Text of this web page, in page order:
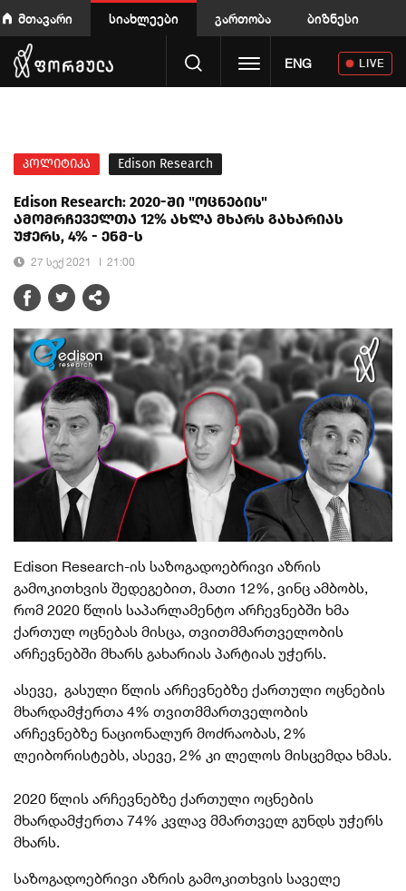
მთავარი სიახლეები გართობა ბიზნესი
Toggle navigation
ENG LIVE
პოლიტიკა Edison Research
Edison Research: 2020-ში "ოცნების"
ამომრჩეველთა 12% ახლა მხარს გახარიას
უჭერს, 4% - ენმ-ს
27 სექ 2021 21:00
Edison Research-ის საზოგადოებრივი აზრის
გამოკითხვის შედეგებით, მათი 12%, ვინც ამბობს,
რომ 2020 წლის საპარლამენტო არჩევნებში ხმა
ქართულ ოცნებას მისცა, თვითმმართველობის
არჩევნებში მხარს გახარიას პარტიას უჭერს.
ასევე, გასული წლის არჩევნებზე ქართული ოცნების
მხარდამჭერთა 4% თვითმმართველობის
არჩევნებზე ნაციონალურ მოძრაობას, 2%
ლეიბორისტებს, ასევე, 2% კი ლელოს მისცემდა ხმას.
2020 წლის არჩევნებზე ქართული ოცნების
მხარდამჭერთა 74% კვლავ მმართველ გუნდს უჭერს
მხარს.
საზოგადოებრივი აზრის გამოკითხვის საველე